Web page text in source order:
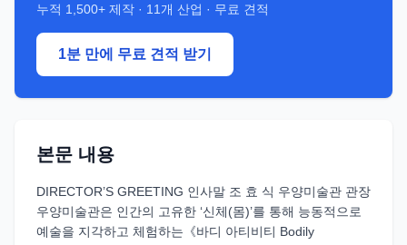
누적 1,500+ 제작 · 11 개 산업 · 무료 견적
1분 만에 무료 견적 받기
본문 내용
DIRECTOR’S GREETING 인사말 조 효 식 우양미술관 관장
우양미술관은 인간의 고유한 ‘신체(몸)’를 통해 능동적으로
예술을 지각하고 체험하는《바디 아티비티 Bodily